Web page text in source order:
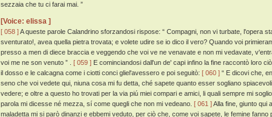
sezzaia che tu ci farai mai. ”
[Voice: elissa ]
[ 058 ]A queste parole Calandrino sforzandosi rispose: “ Compagni, non vi turbate, l'opera
sventurato!, avea quella pietra trovata; e volete udire se io dico il vero? Quando voi
presso a men di diece braccia e veggendo che voi ve ne venavate e non mi vedavate,
voi me ne son venuto ” . [ 059 ] E cominciandosi dall'un de' capi infino la fine raccontò loro
il dosso e le calcagna come i ciotti conci gliel'avessero e poi seguitò: [ 060 ] “ E dicovi che,
seno che voi vedete qui, niuna cosa mi fu detta, ché sapete quanto esser sogliano
vedere; e oltre a questo ho trovati per la via piú miei compari e amici, li quali sempre mi
parola mi dicesse né mezza, sí come quegli che non mi vedeano. [ 061 ]Alla fine, giunto qui
maladetta mi si parò dinanzi e ebbemi veduto, per ciò che, come voi sapete, le femine